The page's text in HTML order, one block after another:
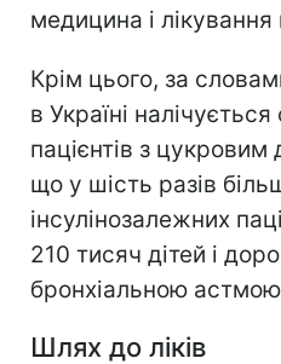
медицина і лікування
Крім цього, за
в Україні
пацієнтів з цукровим
що у шість разів
інсулінозалежних
210 тисяч дітей і
бронхіальною
Шлях до ліків